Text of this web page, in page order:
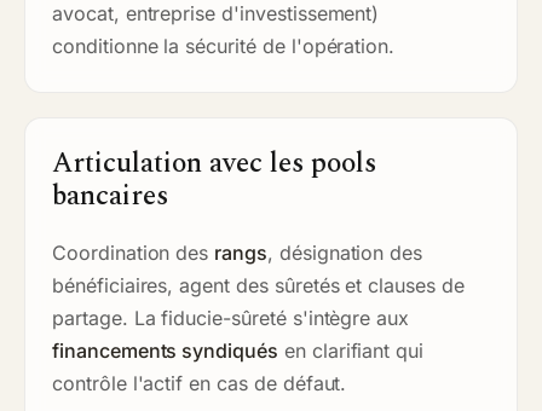
avocat, entreprise d'investissement)
conditionne la sécurité de l'opération.
Articulation avec les pools
bancaires
Coordination des rangs, désignation des
bénéficiaires, agent des sûretés et clauses de
partage. La fiducie-sûreté s'intègre aux
financements syndiqués en clarifiant qui
contrôle l'actif en cas de défaut.